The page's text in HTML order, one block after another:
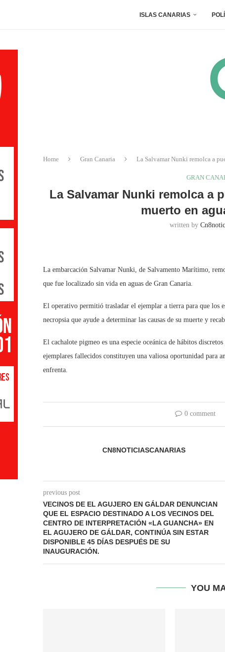
ISLAS CANARIAS
Home Gran Canaria La Salvamar Nunki remolca a
GRAN
La Salvamar Nunki remolca a
muerto en
written by
La embarcación Salvamar Nunki, de Salvamento Marítimo,
que fue localizado sin vida en aguas de Gran Canaria.
El operativo permitió trasladar el ejemplar a tierra para que los
necropsia que ayude a determinar las causas de su muerte y
El cachalote pigmeo es una especie oceánica de hábitos
ejemplares fallecidos constituyen una valiosa oportunidad para
enfrenta.
0 comment
CN8NOTICIASCANARIAS
previous post
VECINOS DE EL AGUJERO EN GÁLDAR DENUNCIAN
QUE EL ESPACIO DESTINADO A LOS VECINOS DEL
CENTRO DE INTERPRETACIÓN «LA GUANCHA» EN
EL AGUJERO DE GÁLDAR, CONTINÚA SIN ESTAR
DISPONIBLE 45 DÍAS DESPUÉS DE SU
INAUGURACIÓN.
YOU